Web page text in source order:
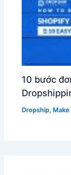
10 bước
Dropship,